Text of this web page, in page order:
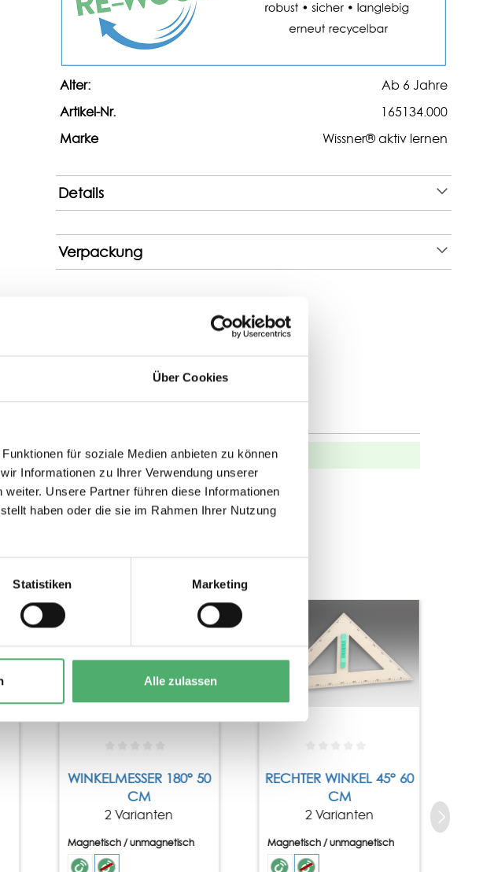
Über Cookies
für soziale Medien anbieten zu können
Informationen zu Ihrer Verwendung unserer
Unsere Partner führen diese Informationen
haben oder die sie im Rahmen Ihrer Nutzung
Statistiken Marketing
Alle zulassen
Alter:
Ab 6 Jahre
Artikel-Nr.
165134.000
Marke
Wissner® aktiv lernen
Details
Verpackung
Teilen Sie Ihre Erfahrungen mit anderen.
WINKELMESSER 180° 50
CM
2 Varianten
Magnetisch / unmagnetisch
RECHTER WINKEL 45° 60
CM
2 Varianten
Magnetisch / unmagnetisch